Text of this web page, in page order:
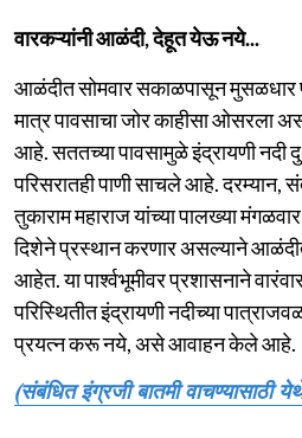
वारकऱ्यांनी आळंदी, देहूत येऊ नये...
आळंदीत सोमवार सकाळपासून मुसळधार
मात्र पावसाचा जोर काहीसा ओसरला
आहे. सततच्या पावसामुळे इंद्रायणी
परिसरातही पाणी साचले आहे. दरम्यान,
तुकाराम महाराज यांच्या पालख्या
दिशेने प्रस्थान करणार असल्याने
आहेत. या पार्श्वभूमीवर प्रशासनाने
परिस्थितीत इंद्रायणी नदीच्या
प्रयत्न करू नये, असे आवाहन केले आहे.
(संबंधित इंग्रजी बातमी वाचण्यासाठी